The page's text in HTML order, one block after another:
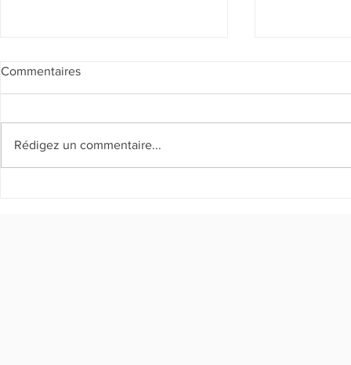
Commentaires
Rédigez un commentaire...